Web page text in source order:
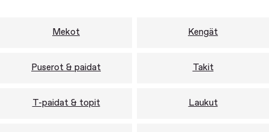
Mekot Kengät
Puserot & paidat Takit
T-paidat & topit Laukut